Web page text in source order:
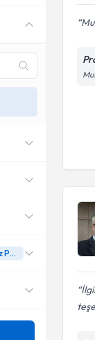
Diz, Kalça, Omuz Protezi Cerrahisi